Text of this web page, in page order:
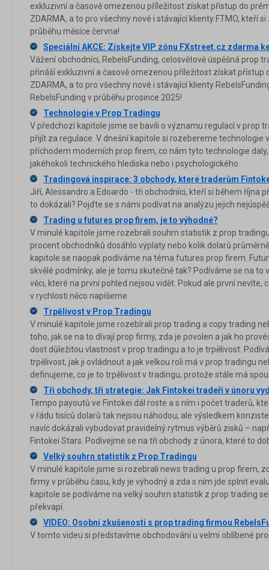
exkluzivní a časově omezenou příležitost získat přístup do
ZDARMA, a to pro všechny nové i stávající klienty FTMO, kteří
průběhu měsíce června!
Speciální AKCE: Získejte VIP zónu FXstreet.cz zdarma
Vážení obchodníci, RebelsFunding, celosvětově úspěšná prop
přináší exkluzivní a časově omezenou příležitost získat přístup
ZDARMA, a to pro všechny nové i stávající klienty
RebelsFunding v průběhu prosince 2025!
Technologie v Prop Tradingu
V předchozí kapitole jsme se bavili o významu regulací v prop
přijít za regulace. V dnešní kapitole si rozebereme technologie
příchodem moderních prop firem, co nám tyto technologie
jakéhokoli technického hlediska nebo i psychologického.
Tradingová inspirace: 3 obchody, které traderům
Jiří, Alessandro a Edoardo - tři obchodníci, kteří si během října
to dokázali? Pojďte se s námi podívat na analýzu jejich
Trading u futures prop firem, je to výhodné?
V minulé kapitole jsme rozebrali souhrn statistik z prop
procent obchodníků dosáhlo výplaty nebo kolik dolarů
kapitole se naopak podíváme na téma futures prop firem.
skvělé podmínky, ale je tomu skutečně tak? Podíváme se na
věci, které na první pohled nejsou vidět. Pokud ale první
v rychlosti něco napíšeme.
Trpělivost v Prop Tradingu
V minulé kapitole jsme rozebírali prop trading a copy trading
toho, jak se na to dívají prop firmy, zda je povolen a jak ho
dost důležitou vlastnost v prop tradingu a to je trpělivost.
trpělivost, jak ji ovládnout a jak velkou roli má v prop tradingu
definujeme, co je to trpělivost v tradingu, protože stále má
Tři obchody, tři strategie: Jak Fintokei tradeři v únoru
Tempo payoutů ve Fintokei dál roste a s ním i počet traderů,
v řádu tisíců dolarů tak nejsou náhodou, ale výsledkem
navíc dokázali vybudovat pravidelný rytmus výběrů zisků –
Fintokei Stars. Podívejme se na tři obchody z února, které to
Velký souhrn statistik z Prop Tradingu
V minulé kapitole jsme si rozebrali news trading u prop firem,
firmy v průběhu času, kdy je výhodný a zda s ním jde splnit
kapitole se podíváme na velký souhrn statistik z prop trading
překvapí.
VIDEO: Osobní zkušenosti s prop trading firmou
V tomto videu si představíme obchodování u velmi oblíbené